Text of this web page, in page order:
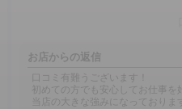
お店からの返信
口コミ有難うございます！
初めての方でも安心してお仕事
当店の大きな強みになっておりま